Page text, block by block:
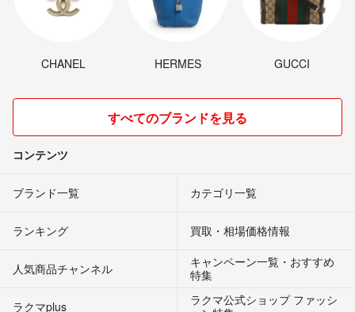
CHANEL HERMES GUCCI
すべてのブランドを見る
コンテンツ
ブランド一覧 カテゴリ一覧
ランキング 買取・相場価格情報
人気商品チャンネル
キャンペーン一覧・おすすめ
特集
ラクマplus
ラクマ公式ショップ ファッシ